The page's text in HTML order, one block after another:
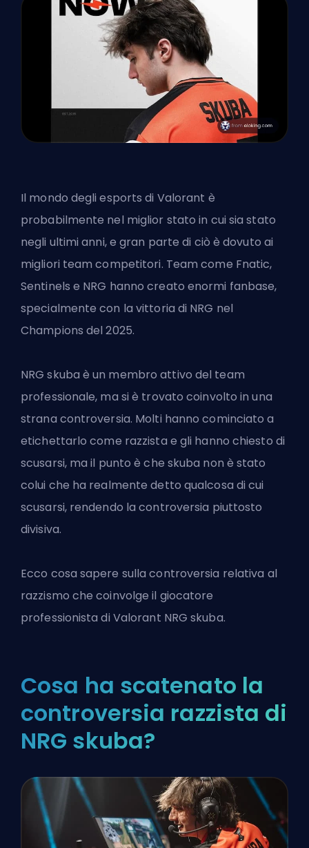
Il mondo degli esports di Valorant è
probabilmente nel miglior stato in cui sia stato
negli ultimi anni, e gran parte di ciò è dovuto ai
migliori team competitori. Team come Fnatic,
Sentinels e NRG hanno creato enormi fanbase,
specialmente con la vittoria di NRG nel
Champions del 2025.
NRG skuba è un membro attivo del team
professionale, ma si è trovato coinvolto in una
strana controversia. Molti hanno cominciato a
etichettarlo come razzista e gli hanno chiesto di
scusarsi, ma il punto è che skuba non è stato
colui che ha realmente detto qualcosa di cui
scusarsi, rendendo la controversia piuttosto
divisiva.
Ecco cosa sapere sulla controversia relativa al
razzismo che coinvolge il giocatore
professionista di Valorant NRG skuba.
Cosa ha scatenato la
controversia razzista di
NRG skuba?